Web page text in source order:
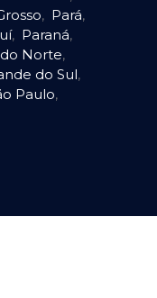
, Pará,
, Paraná,
Norte,
do Sul,
Paulo,